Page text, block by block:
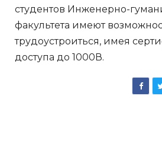
студентов Инженерно-
факультета имеют
трудоустроиться, имея
доступа до 1000В.